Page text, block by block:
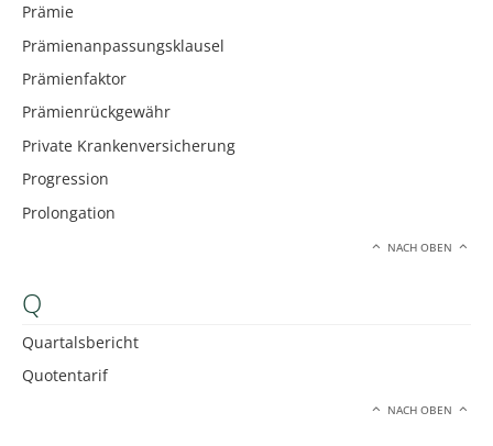
Prämie
Prämienanpassungsklausel
Prämienfaktor
Prämienrückgewähr
Private Krankenversicherung
Progression
Prolongation
NACH OBEN
Q
Quartalsbericht
Quotentarif
NACH OBEN